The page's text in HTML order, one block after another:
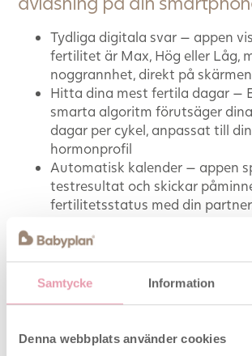
Samtycke Information
Denna webbplats använder cookies
Tydliga digitala svar — appen
fertilitet är Max, Hög eller Låg,
noggrannhet, direkt på skärmen
Hitta dina mest fertila dagar —
smarta algoritm förutsäger
dagar per cykel, anpassat till
hormonprofil
Automatisk kalender — appen
testresultat och skickar
fertilitetsstatus med din
ägglossningsteststrips och 2
graviditetstest stav
Clearblue Advanced Digital
fertilt fönster, fler cykler